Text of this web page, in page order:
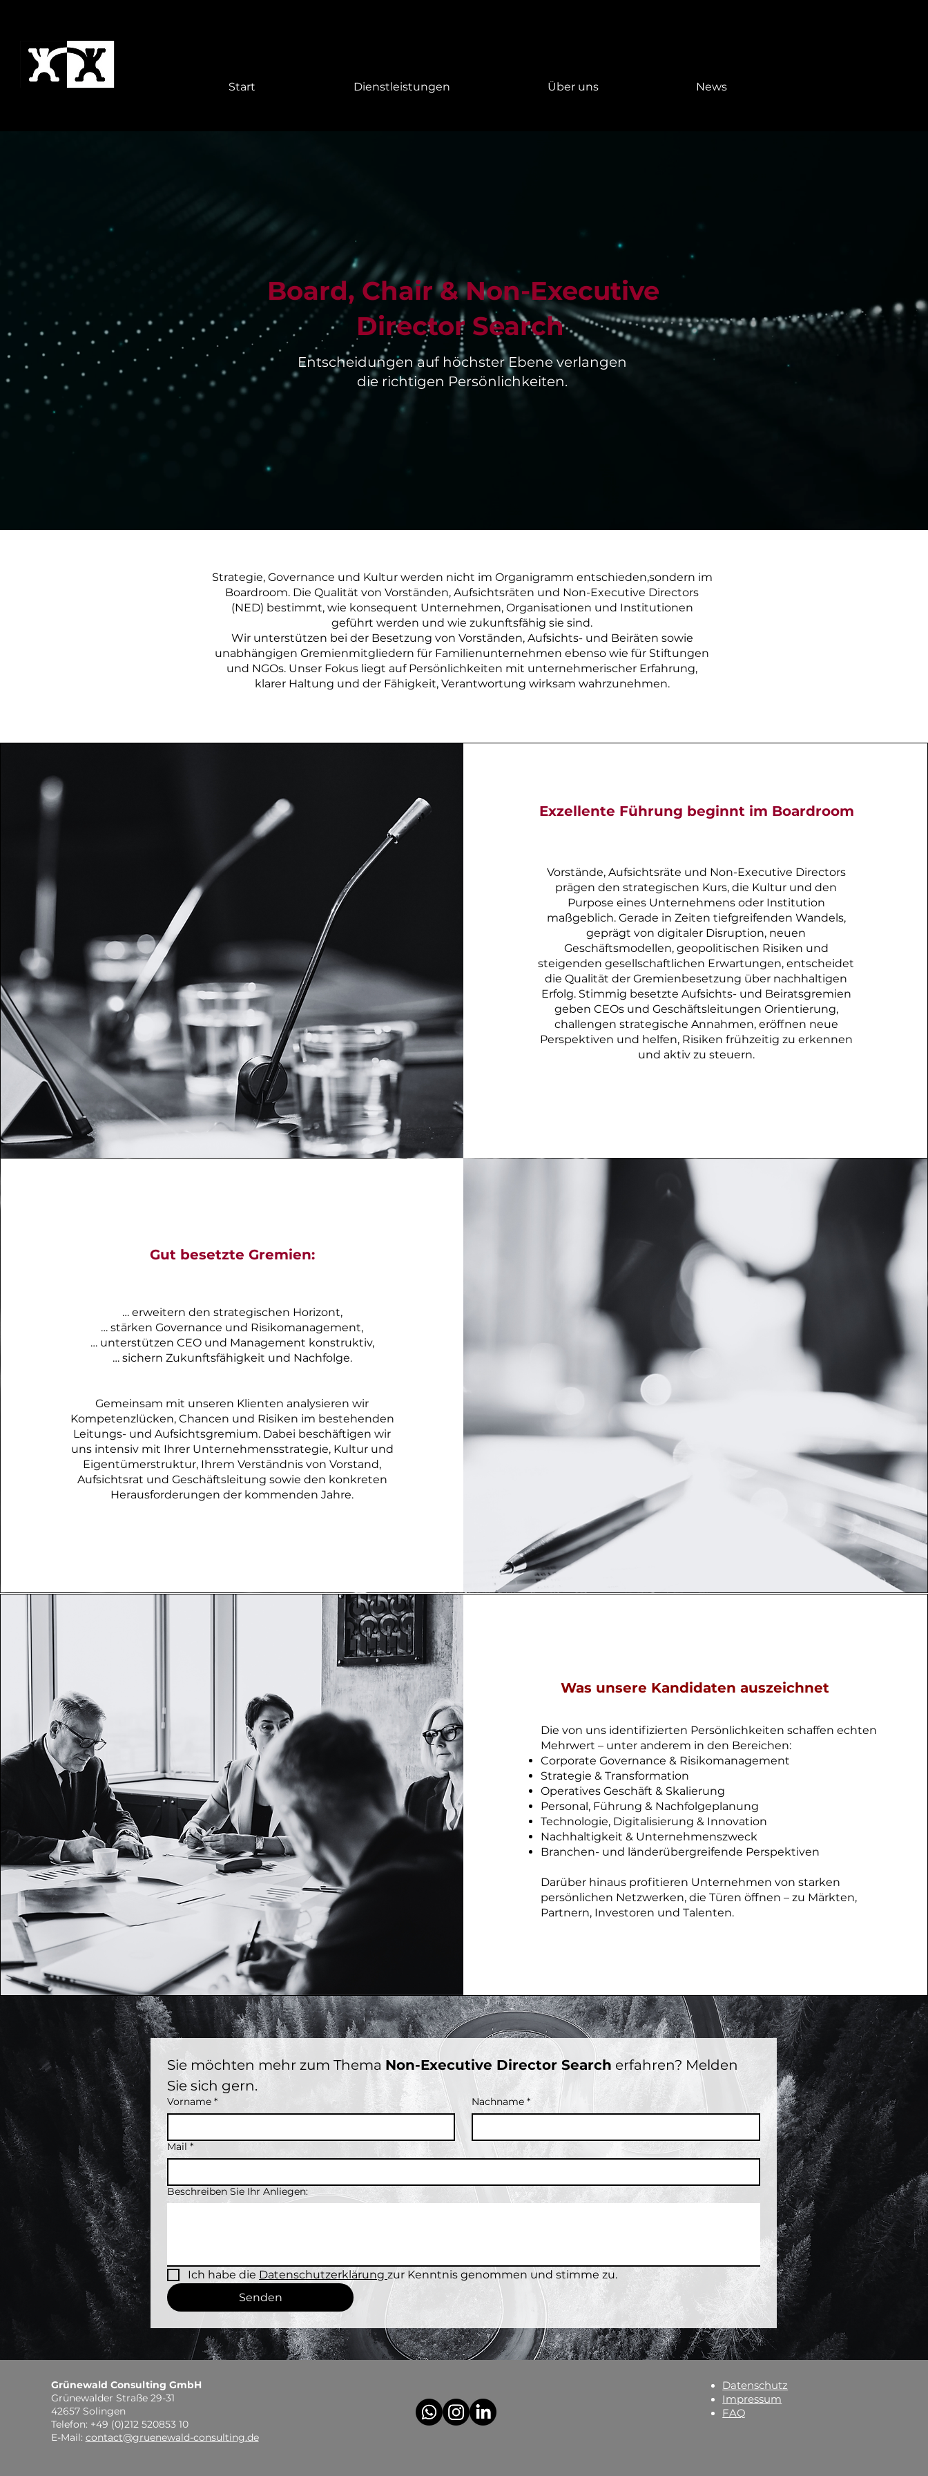
Start Dienstleistungen Über uns News
Board, Chair & Non-Executive
Director Search
Entscheidungen auf höchster Ebene verlangen
die richtigen Persönlichkeiten.
Strategie, Governance und Kultur werden nicht im Organigramm entschieden,sondern im
Boardroom. Die Qualität von Vorständen, Aufsichtsräten und Non-Executive Directors
(NED) bestimmt, wie konsequent Unternehmen, Organisationen und Institutionen
geführt werden und wie zukunftsfähig sie sind.
Wir unterstützen bei der Besetzung von Vorständen, Aufsichts- und Beiräten sowie
unabhängigen Gremienmitgliedern für Familienunternehmen ebenso wie für Stiftungen
und NGOs. Unser Fokus liegt auf Persönlichkeiten mit unternehmerischer Erfahrung,
klarer Haltung und der Fähigkeit, Verantwortung wirksam wahrzunehmen.
Exzellente Führung beginnt im Boardroom
Vorstände, Aufsichtsräte und Non-Executive Directors
prägen den strategischen Kurs, die Kultur und den
Purpose eines Unternehmens oder Institution
maßgeblich. Gerade in Zeiten tiefgreifenden Wandels,
geprägt von digitaler Disruption, neuen
Geschäftsmodellen, geopolitischen Risiken und
steigenden gesellschaftlichen Erwartungen, entscheidet
die Qualität der Gremienbesetzung über nachhaltigen
Erfolg. Stimmig besetzte Aufsichts- und Beiratsgremien
geben CEOs und Geschäftsleitungen Orientierung,
challengen strategische Annahmen, eröffnen neue
Perspektiven und helfen, Risiken frühzeitig zu erkennen
und aktiv zu steuern.
Gut besetzte Gremien:
… erweitern den strategischen Horizont,
… stärken Governance und Risikomanagement,
… unterstützen CEO und Management konstruktiv,
… sichern Zukunftsfähigkeit und Nachfolge.
Gemeinsam mit unseren Klienten analysieren wir
Kompetenzlücken, Chancen und Risiken im bestehenden
Leitungs- und Aufsichtsgremium. Dabei beschäftigen wir
uns intensiv mit Ihrer Unternehmensstrategie, Kultur und
Eigentümerstruktur, Ihrem Verständnis von Vorstand,
Aufsichtsrat und Geschäftsleitung sowie den konkreten
Herausforderungen der kommenden Jahre.
Was unsere Kandidaten auszeichnet
Die von uns identifizierten Persönlichkeiten schaffen echten
Mehrwert – unter anderem in den Bereichen:
Corporate Governance & Risikomanagement
Strategie & Transformation
Operatives Geschäft & Skalierung
Personal, Führung & Nachfolgeplanung
Technologie, Digitalisierung & Innovation
Nachhaltigkeit & Unternehmenszweck
Branchen- und länderübergreifende Perspektiven
Darüber hinaus profitieren Unternehmen von starken
persönlichen Netzwerken, die Türen öffnen – zu Märkten,
Partnern, Investoren und Talenten.
Sie möchten mehr zum Thema Non-Executive Director Search erfahren? Melden
Sie sich gern.
Vorname * Nachname *
Mail *
Beschreiben Sie Ihr Anliegen:
Ich habe die Datenschutzerklärung zur Kenntnis genommen und stimme zu.
Senden
Grünewald Consulting GmbH
Grünewalder Straße 29-31
42657 Solingen
Telefon: +49 (0)212 520853 10
E-Mail: contact@gruenewald-consulting.de
Datenschutz
Impressum
FAQ